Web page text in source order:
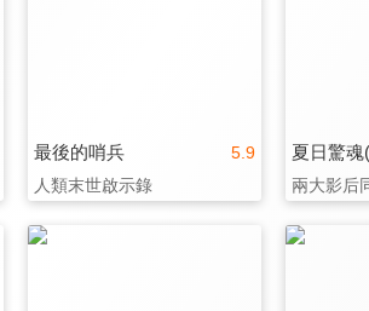
5.9
最後的哨兵
人類末世啟示錄 兩大影后